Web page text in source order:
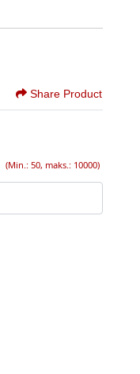
Share Product
(Min.: 50, maks.: 10000)